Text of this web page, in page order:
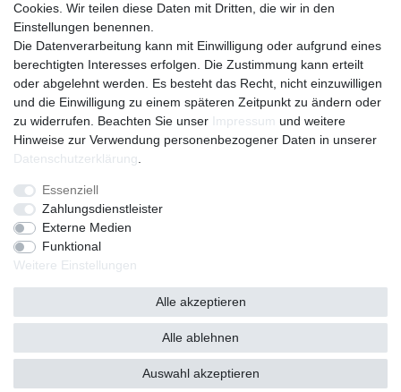
eröffne dein eigenes Konto bei uns
erstelle deine eigene Wunschliste
Kontakt
Sie haben fragen ?
Versandkosten
mehr erfahren
Impressum Daten­schutz­erklärung
Widerrufs­recht
© Copyright 2026 | Alle Rechte vorbehalten.
Cookies. Wir teilen diese Daten mit Dritten, die wir in den
Einstellungen benennen.
Die Datenverarbeitung kann mit Einwilligung oder aufgrund eines
berechtigten Interesses erfolgen. Die Zustimmung kann erteilt
oder abgelehnt werden. Es besteht das Recht, nicht einzuwilligen
und die Einwilligung zu einem späteren Zeitpunkt zu ändern oder
zu widerrufen. Beachten Sie unser Impressum und weitere
Hinweise zur Verwendung personenbezogener Daten in unserer
Daten­schutz­erklärung
Essenziell
Zahlungsdienstleister
Externe Medien
Funktional
Weitere Einstellungen
Alle akzeptieren
Alle ablehnen
Auswahl akzeptieren